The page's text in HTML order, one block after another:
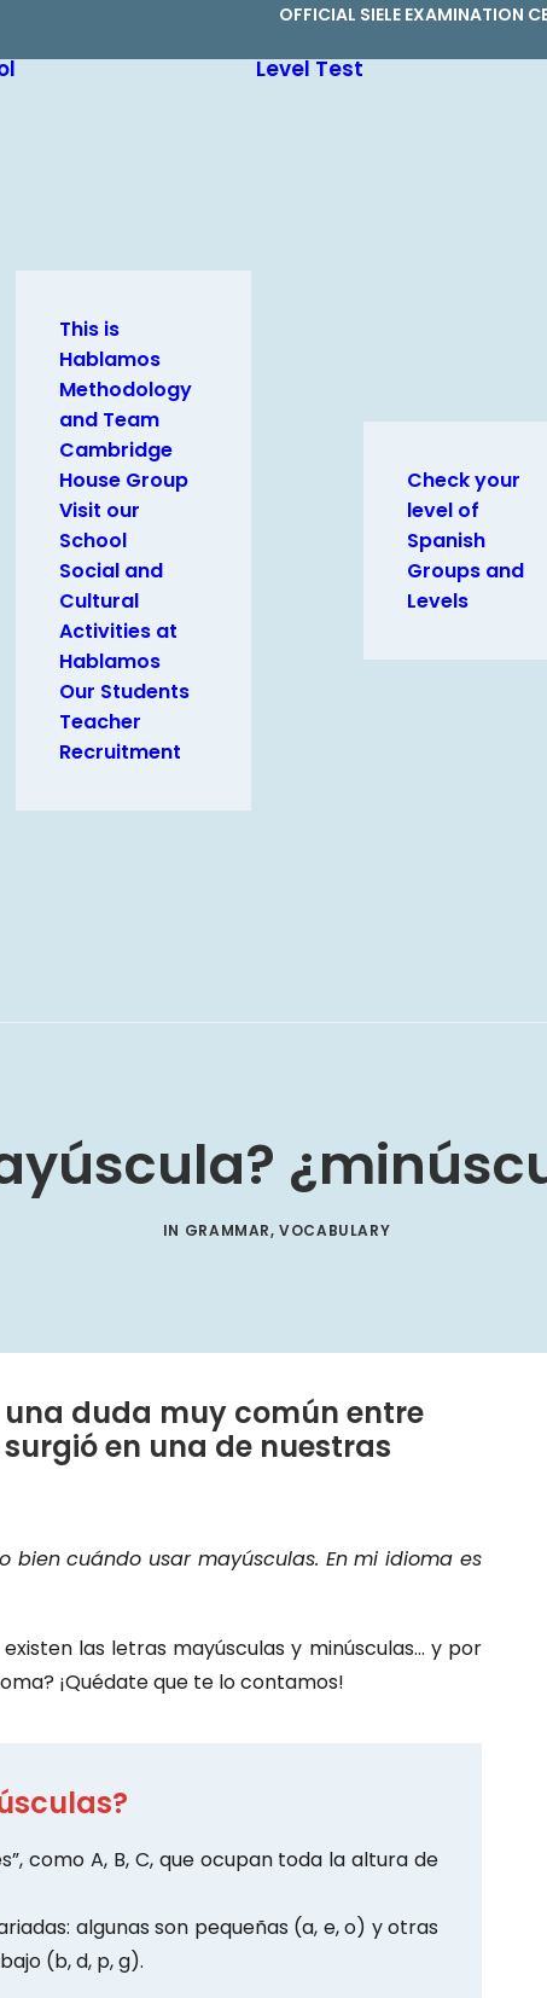
OFFICIAL SIELE EXAMINATION
This is
Hablamos
Methodology
and Team
Cambridge
House Group
Visit our
School
Social and
Cultural
Activities at
Hablamos
Our Students
Teacher
Recruitment
Level Test
Check your
level of
Spanish
Groups and
Levels
IN GRAMMAR,VOCABULARY
duda muy común entre
en una de nuestras
bien cuándo usar mayúsculas. En mi idioma es
las letras mayúsculas y minúsculas… y por
¡Quédate que te lo contamos!
como A, B, C, que ocupan toda la altura de
algunas son pequeñas (a, e, o) y otras
(b, d, p, g).